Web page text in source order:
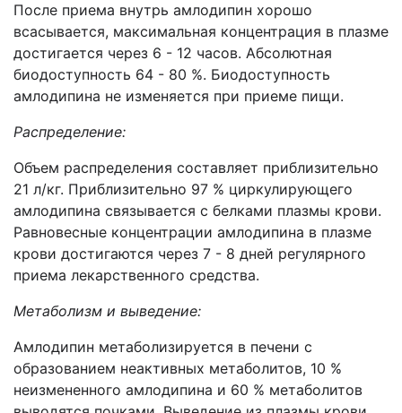
После приема внутрь амлодипин хорошо
всасывается, максимальная концентрация в плазме
достигается через 6 - 12 часов. Абсолютная
биодоступность 64 - 80 %. Биодоступность
амлодипина не изменяется при приеме пищи.
Распределение:
Объем распределения составляет приблизительно
21 л/кг. Приблизительно 97 % циркулирующего
амлодипина связывается с белками плазмы крови.
Равновесные концентрации амлодипина в плазме
крови достигаются через 7 - 8 дней регулярного
приема лекарственного средства.
Метаболизм и выведение:
Амлодипин метаболизируется в печени с
образованием неактивных метаболитов, 10 %
неизмененного амлодипина и 60 % метаболитов